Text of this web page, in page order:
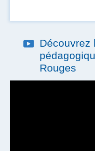
Aide au logement
Tickets restaurant
Découvrez
Rouges